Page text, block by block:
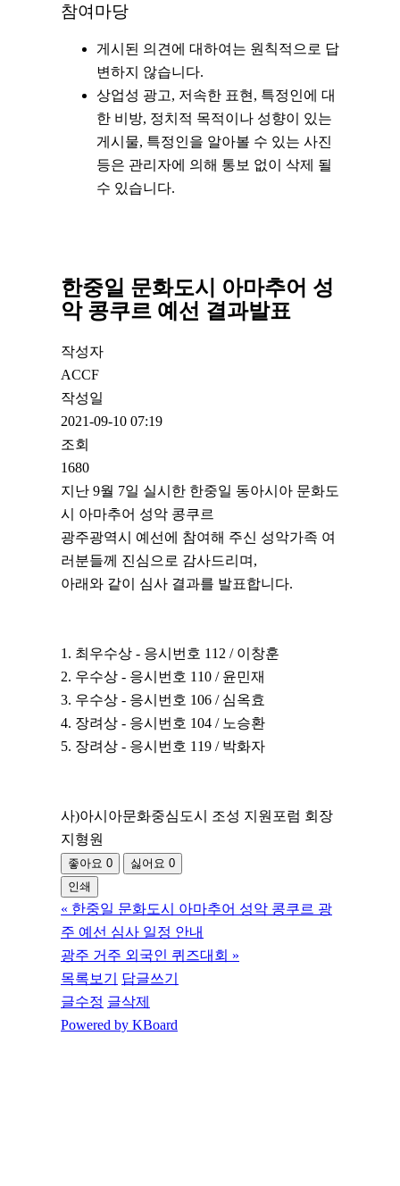
참여마당
게시된 의견에 대하여는 원칙적으로 답
변하지 않습니다.
상업성 광고, 저속한 표현, 특정인에 대
한 비방, 정치적 목적이나 성향이 있는
게시물, 특정인을 알아볼 수 있는 사진
등은 관리자에 의해 통보 없이 삭제 될
수 있습니다.
한중일 문화도시 아마추어 성
악 콩쿠르 예선 결과발표
작성자
ACCF
작성일
2021-09-10 07:19
조회
1680
지난 9월 7일 실시한 한중일 동아시아 문화도
시 아마추어 성악 콩쿠르
광주광역시 예선에 참여해 주신 성악가족 여
러분들께 진심으로 감사드리며,
아래와 같이 심사 결과를 발표합니다.
1. 최우수상 - 응시번호 112 / 이창훈
2. 우수상 - 응시번호 110 / 윤민재
3. 우수상 - 응시번호 106 / 심옥효
4. 장려상 - 응시번호 104 / 노승환
5. 장려상 - 응시번호 119 / 박화자
사)아시아문화중심도시 조성 지원포럼 회장
지형원
좋아요 0 싫어요 0
인쇄
« 한중일 문화도시 아마추어 성악 콩쿠르 광
주 예선 심사 일정 안내
광주 거주 외국인 퀴즈대회 »
목록보기
답글쓰기
글수정 글삭제
Powered by KBoard